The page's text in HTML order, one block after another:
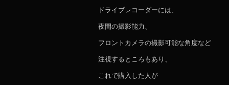
ドライブレコーダーには、
夜間の撮影能力、
フロントカメラの撮影可能な角度など
注視するところもあり、
これで購入した人が